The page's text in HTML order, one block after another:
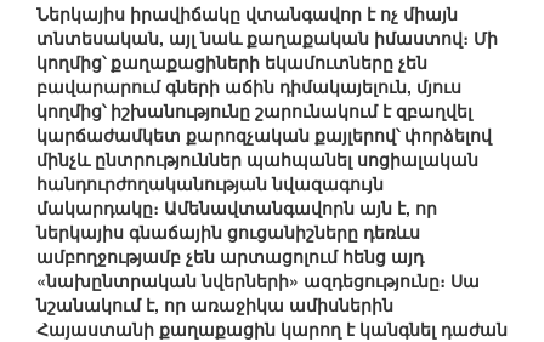
Ներկայիս իրավիճակը վտանգավոր է ոչ միայն
տնտեսական, այլ նաև քաղաքական իմաստով։ Մի
կողմից՝ քաղաքացիների եկամուտները չեն
բավարարում գների աճին դիմակայելուն, մյուս
կողմից՝ իշխանությունը շարունակում է զբաղվել
կարճաժամկետ քարոզչական քայլերով՝ փորձելով
մինչև ընտրություններ պահպանել սոցիալական
հանդուրժողականության նվազագույն
մակարդակը։ Ամենավտանգավորն այն է, որ
ներկայիս գնաճային ցուցանիշները դեռևս
ամբողջությամբ չեն արտացոլում հենց այդ
«նախընտրական նվերների» ազդեցությունը։ Սա
նշանակում է, որ առաջիկա ամիսներին
Հայաստանի քաղաքացին կարող է կանգնել դաժան